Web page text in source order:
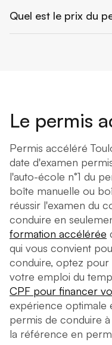
Quel est le prix du
Le permis
Permis accéléré
date d'examen
l'auto-école n°1 du
boîte manuelle ou
réussir l'examen du
conduire en
formation accélérée
qui vous convient
conduire, optez
votre emploi du
CPF pour financer
expérience optimale
permis de conduire à
la référence en